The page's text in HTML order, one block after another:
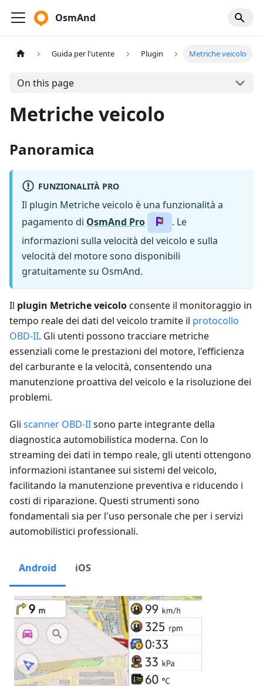
OsmAnd
Guida per l'utente Plugin Metriche veicolo
On this page
Metriche veicolo
Panoramica
FUNZIONALITÀ PRO
Il plugin Metriche veicolo è una funzionalità a
pagamento di OsmAnd Pro
. Le
informazioni sulla velocità del veicolo e sulla
velocità del motore sono disponibili
gratuitamente su OsmAnd.
Il plugin Metriche veicoloconsente il monitoraggio in
tempo reale dei dati del veicolo tramite il protocollo
OBD-II. Gli utenti possono tracciare metriche
essenziali come le prestazioni del motore, l'efficienza
del carburante e la velocità, consentendo una
manutenzione proattiva del veicolo e la risoluzione dei
problemi.
Gli scanner OBD-IIsono parte integrante della
diagnostica automobilistica moderna. Con lo
streaming dei dati in tempo reale, gli utenti ottengono
informazioni istantanee sui sistemi del veicolo,
facilitando la manutenzione preventiva e riducendo i
costi di riparazione. Questi strumenti sono
fondamentali sia per l'uso personale che per i servizi
automobilistici professionali.
Android iOS